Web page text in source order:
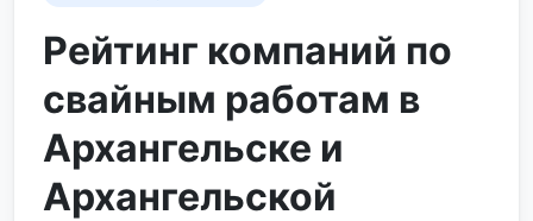
Рейтинг компаний по
свайным работам в
Архангельске и
Архангельской